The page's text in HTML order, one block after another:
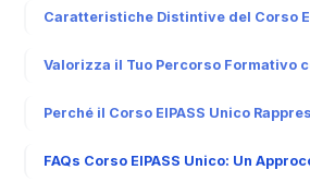
Caratteristiche Distintive del Corso
Valorizza il Tuo Percorso Formativo
Perché il Corso EIPASS Unico
FAQs Corso EIPASS Unico: Un